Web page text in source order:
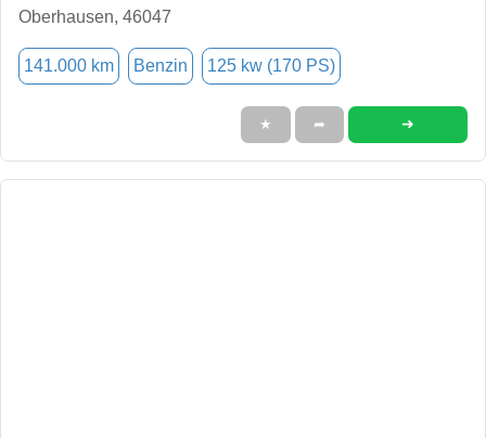
Oberhausen, 46047
141.000 km Benzin 125 kw (170 PS)
★ ➦ ➜